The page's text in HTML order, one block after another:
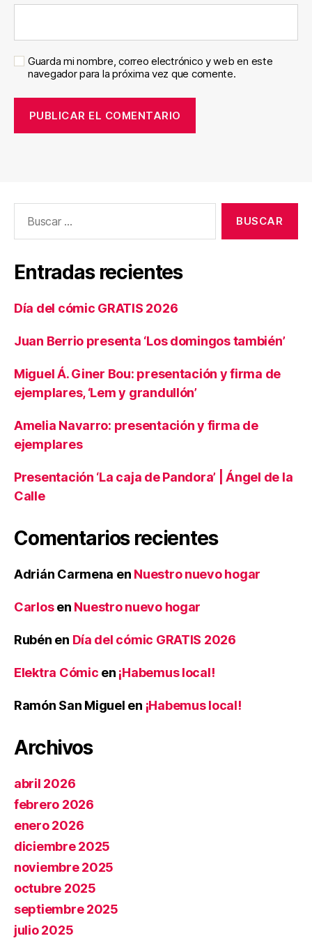
Guarda mi nombre, correo electrónico y web en este
navegador para la próxima vez que comente.
Entradas recientes
Día del cómic GRATIS 2026
Juan Berrio presenta ‘Los domingos también’
Miguel Á. Giner Bou: presentación y firma de
ejemplares, ‘Lem y grandullón’
Amelia Navarro: presentación y firma de
ejemplares
Presentación ‘La caja de Pandora’ | Ángel de la
Calle
Comentarios recientes
Adrián Carmena en Nuestro nuevo hogar
Carlosen Nuestro nuevo hogar
Rubén en Día del cómic GRATIS 2026
Elektra Cómic en ¡Habemus local!
Ramón San Miguel en ¡Habemus local!
Archivos
abril 2026
febrero 2026
enero 2026
diciembre 2025
noviembre 2025
octubre 2025
septiembre 2025
julio 2025